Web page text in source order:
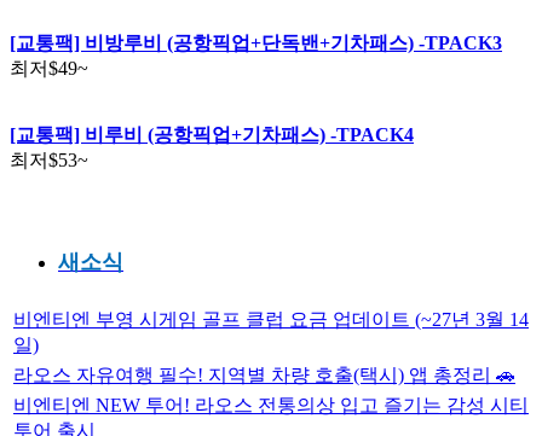
[교통팩] 비방루비 (공항픽업+단독밴+기차패스) -TPACK3
최저$49~
[교통팩] 비루비 (공항픽업+기차패스) -TPACK4
최저$53~
새소식
비엔티엔 부영 시게임 골프 클럽 요금 업데이트 (~27년 3월 14
일)
라오스 자유여행 필수! 지역별 차량 호출(택시) 앱 총정리 🚗
비엔티엔 NEW 투어! 라오스 전통의상 입고 즐기는 감성 시티
투어 출시